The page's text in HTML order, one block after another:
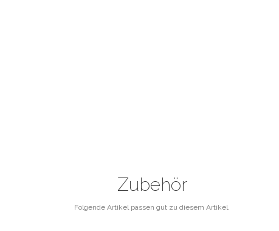
Zubehör
Folgende Artikel passen gut zu diesem Artikel.